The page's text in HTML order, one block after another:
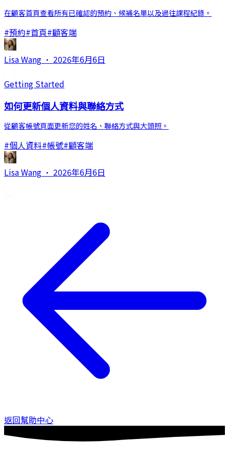
在顧客首頁查看所有已確認的預約、候補名單以及過往課程紀錄。
#預約#首頁#顧客端
Lisa Wang · 2026年6月6日
Getting Started
如何更新個人資料與聯絡方式
從顧客帳號頁面更新您的姓名、聯絡方式與大頭照。
#個人資料#帳號#顧客端
Lisa Wang · 2026年6月6日
返回幫助中心